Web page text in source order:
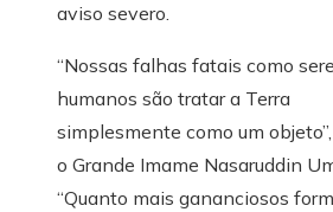
aviso severo.
“Nossas falhas fatais como
humanos são tratar a Terra
simplesmente como um
o Grande Imame Nasaruddin
“Quanto mais gananciosos